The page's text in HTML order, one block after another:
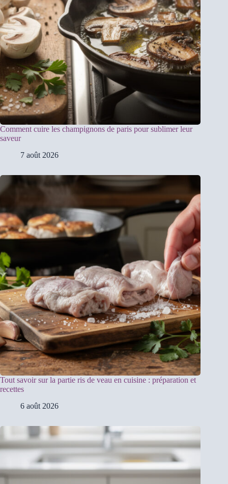
Comment cuire les champignons de paris pour sublimer leur
saveur
7 août 2026
Tout savoir sur la partie ris de veau en cuisine : préparation et
recettes
6 août 2026